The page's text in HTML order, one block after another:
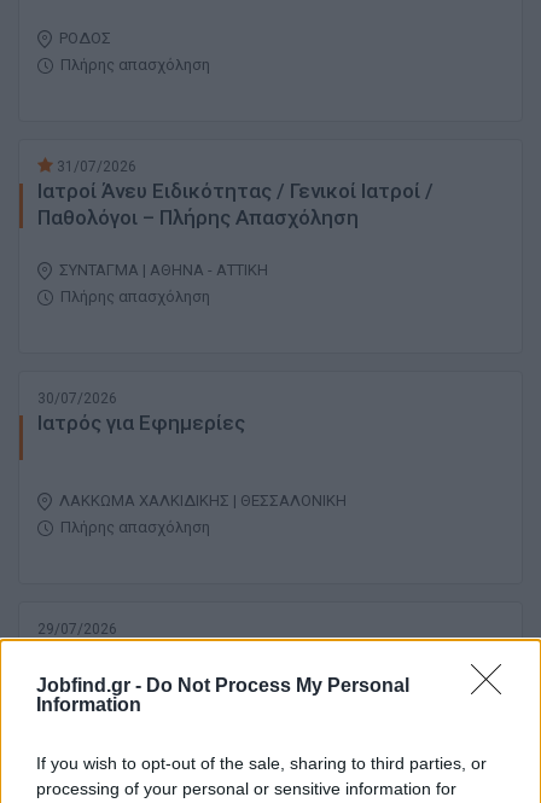
Jobfind.gr - Do Not Process My Personal
Information
If you wish to opt-out of the sale, sharing to third parties, or
processing of your personal or sensitive information for
ΡΟΔΟΣ
Πλήρης απασχόληση
31/07/2026
Ιατροί Άνευ Ειδικότητας / Γενικοί Ιατροί /
Παθολόγοι – Πλήρης Απασχόληση
ΣΥΝΤΑΓΜΑ | ΑΘΗΝΑ - ΑΤΤΙΚΗ
Πλήρης απασχόληση
30/07/2026
Ιατρός για Εφημερίες
ΛΑΚΚΩΜΑ ΧΑΛΚΙΔΙΚΗΣ | ΘΕΣΣΑΛΟΝΙΚΗ
Πλήρης απασχόληση
29/07/2026
Πλήρης απασχόληση